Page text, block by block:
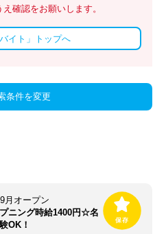
確認をお願いします。
イト」トップへ
条件を変更
月オープン
ニング時給1400円☆名
OK！